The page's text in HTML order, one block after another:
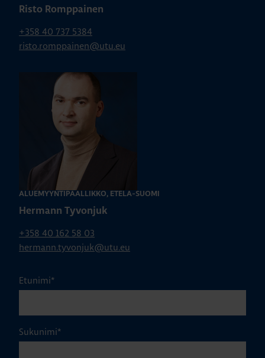
Risto Romppainen
+358 40 737 5384
risto.romppainen@utu.eu
ALUEMYYNTIPÄÄLLIKKÖ, ETELÄ-SUOMI
Hermann Tyvonjuk
+358 40 162 58 03
hermann.tyvonjuk@utu.eu
Etunimi*
Sukunimi*